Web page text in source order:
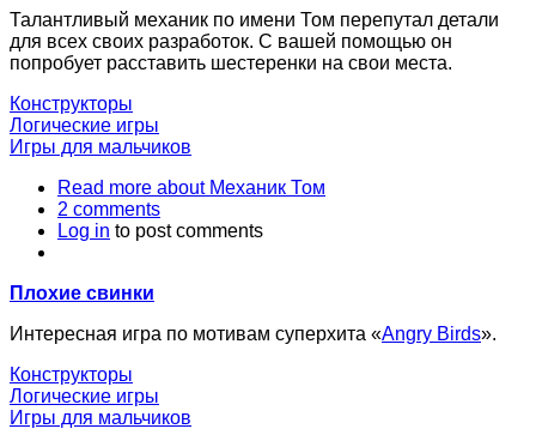
Талантливый механик по имени Том перепутал детали
для всех своих разработок. С вашей помощью он
попробует расставить шестеренки на свои места.
Конструкторы
Логические игры
Игры для мальчиков
Read more about Механик Том
2 comments
Log in to post comments
Плохие свинки
Интересная игра по мотивам суперхита «Angry Birds».
Конструкторы
Логические игры
Игры для мальчиков